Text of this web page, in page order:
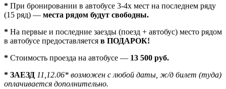
* При бронировании в автобусе 3-4х мест на последнем ряду
(15 ряд) — места рядом будут свободны.
* На первые и последние заезды (поезд + автобус) место рядом
в автобусе предоставляется в ПОДАРОК!
* Стоимость проезда на автобусе — 13 500 руб.
* ЗАЕЗД 11,12.06* возможен с любой даты, ж/д билет (туда)
оплачивается дополнительно.